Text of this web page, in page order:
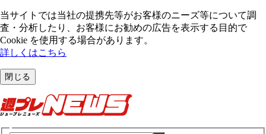
当サイトでは当社の提携先等がお客様のニーズ等について調
査・分析したり、お客様にお勧めの広告を表⽰する⽬的で
Cookie を使⽤する場合があります。
詳しくはこちら
閉じる